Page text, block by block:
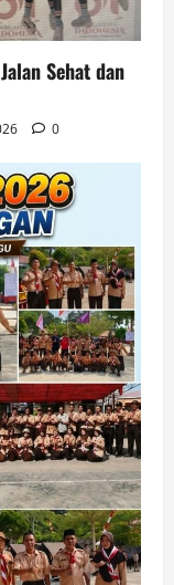
Sehat dan
0